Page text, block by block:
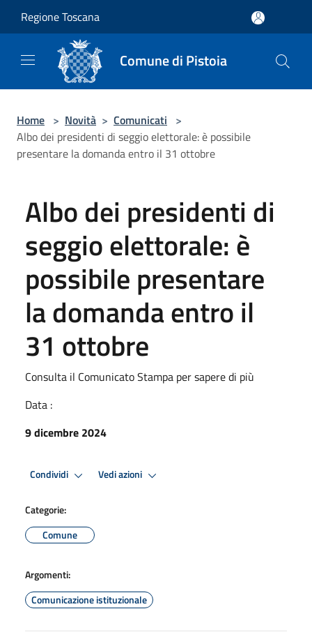
Regione Toscana
Comune di Pistoia
Home > Novità > Comunicati >
Albo dei presidenti di seggio elettorale: è possibile
presentare la domanda entro il 31 ottobre
Albo dei presidenti di
seggio elettorale: è
possibile presentare
la domanda entro il
31 ottobre
Consulta il Comunicato Stampa per sapere di più
Data :
9 dicembre 2024
Condividi Vedi azioni
Categorie:
Comune
Argomenti:
Comunicazione istituzionale